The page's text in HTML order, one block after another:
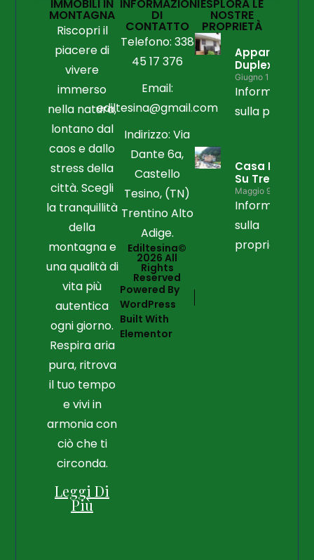
IMMOBILI IN
MONTAGNA
Riscopri il
piacere di
vivere
immerso
nella natura,
lontano dal
caos e dallo
stress della
città. Scegli
la tranquillità
della
montagna e
una qualità di
vita più
autentica
ogni giorno.
Respira aria
pura, ritrova
il tuo tempo
e vivi in
armonia con
ciò che ti
circonda.
Leggi Di
Più
INFORMAZIONI
DI
CONTATTO
Telefono: 338
45 17 376
Email:
ediltesina@gmail.com
Indirizzo: Via
Dante 6a,
Castello
Tesino, (TN)
Trentino Alto
Adige.
Ediltesina©
2026 All
Rights
Reserved
Powered By
WordPress
Built With
Elementor
ESPLORA LE
NOSTRE
PROPRIETÀ
Duplex
Giugno 15, 2026
Informazioni
sulla
Casa Libera
Su Tre Lati
Maggio 9, 2026
Informazioni
sulla
proprietà